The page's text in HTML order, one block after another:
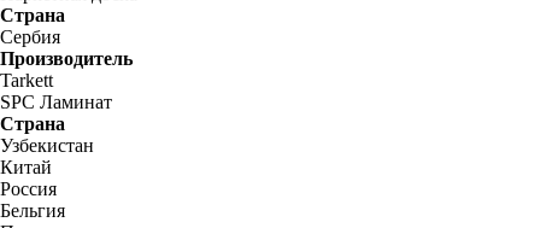
Страна
Сербия
Производитель
Tarkett
SPC Ламинат
Страна
Узбекистан
Китай
Россия
Бельгия